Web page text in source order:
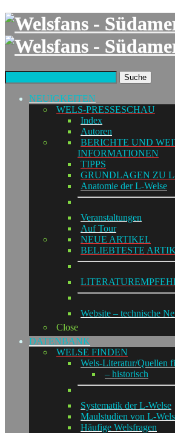
Suche
NEUIGKEITEN
WELS-PRESSESCHAU
Index
Autoren
BERICHTE UND
INFORMATIONEN
TIPPS
GRUNDLAGEN ZU
Anatomie der L-Welse
Veranstaltungen
Auf Tour
NEUE ARTIKEL
BELIEBTESTE
Website – technische
Close
DATENBANK
WELSE FINDEN
Wels-Literatur/Quellen
– historisch
Systematik der L-Welse
Maulstudien von L-
Häufige Welsfragen